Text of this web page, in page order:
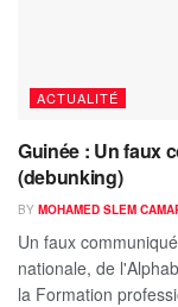
ACTUALITÉ
Guinée : Un faux
(debunking)
BY MOHAMED SLEM
Un faux
nationale, de
la Formation